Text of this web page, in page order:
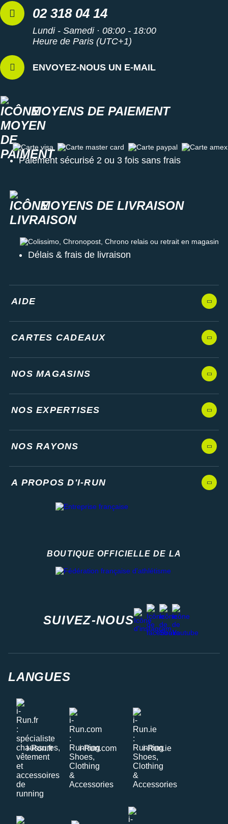
02 318 04 14
Lundi - Samedi · 08:00 - 18:00
Heure de Paris (UTC+1)
ENVOYEZ-NOUS UN E-MAIL
MOYENS DE PAIEMENT
Carte visa Carte master card Carte paypal Carte amex
Paiement sécurisé 2 ou 3 fois sans frais
MOYENS DE LIVRAISON
Colissimo, Chronopost, Chrono relais ou retrait en magasin
Délais & frais de livraison
AIDE
CARTES CADEAUX
NOS MAGASINS
NOS EXPERTISES
NOS RAYONS
A PROPOS D'I-RUN
BOUTIQUE OFFICIELLE DE LA
SUIVEZ-NOUS
instagram
facebook
stravayoutube
LANGUES
i-Run.fr i-Run.com i-Run.ie